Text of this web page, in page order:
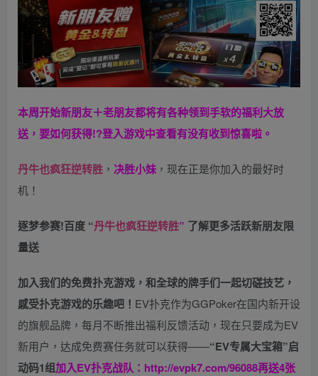
本周开始新朋友＋老朋友都将有各种领到手软的福利大放
送，要如何获得!?登入游戏中查看有没有收到惊喜啦。
丹牛也疯狂逆转胜 ， 决胜小妹 ，现在正是你加入的最好时
机！
逐梦参赛!百度 “丹牛也疯狂逆转胜” 了解更多活跃新朋友限
量送
加入我们的免费扑克游戏，和全球的牌手们一起切磋技艺，
感受扑克游戏的乐趣吧！ EV扑克作为GGPoker在国内新开设
的旗舰品牌，每月不断推出福利反馈活动，现在只要成为EV
新用户，达成免费赛任务就可以获得——“EV专属大宝箱”启
动码1组加入EV扑克战队： http://evpk7.com/96088再送4张